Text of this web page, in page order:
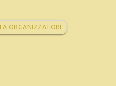
ORGANIZZATORI